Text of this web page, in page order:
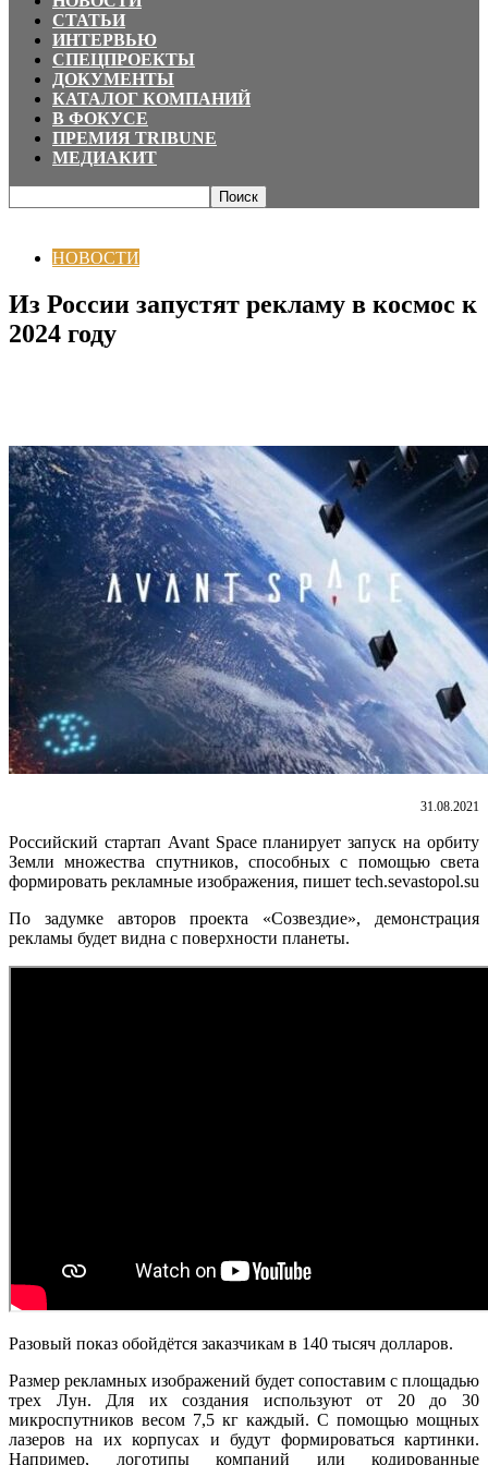
СТАТЬИ
ИНТЕРВЬЮ
СПЕЦПРОЕКТЫ
ДОКУМЕНТЫ
КАТАЛОГ КОМПАНИЙ
В ФОКУСЕ
ПРЕМИЯ TRIBUNE
МЕДИАКИТ
НОВОСТИ
Из России запустят рекламу в космос к
2024 году
31.08.2021
Российский стартап Avant Space планирует запуск на орбиту
Земли множества спутников, способных с помощью света
формировать рекламные изображения, пишет tech.sevastopol.su
По задумке авторов проекта «Созвездие», демонстрация
рекламы будет видна с поверхности планеты.
Разовый показ обойдётся заказчикам в 140 тысяч долларов.
Размер рекламных изображений будет сопоставим с площадью
трех Лун. Для их создания используют от 20 до 30
микроспутников весом 7,5 кг каждый. С помощью мощных
лазеров на их корпусах и будут формироваться картинки.
Например, логотипы компаний или кодированные